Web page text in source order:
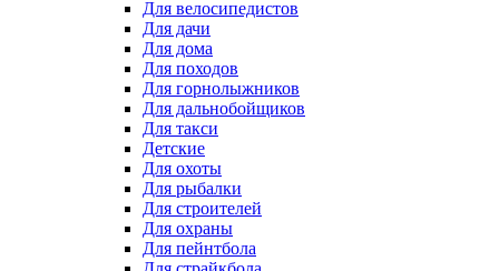
Для велосипедистов
Для дачи
Для дома
Для походов
Для горнолыжников
Для дальнобойщиков
Для такси
Детские
Для охоты
Для рыбалки
Для строителей
Для охраны
Для пейнтбола